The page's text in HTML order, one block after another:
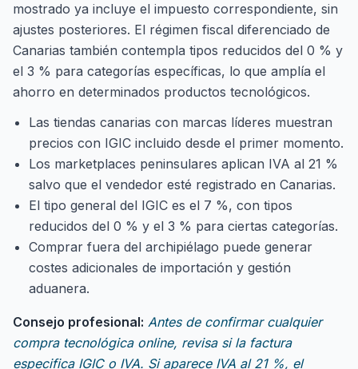
mostrado ya incluye el impuesto correspondiente, sin
ajustes posteriores. El régimen fiscal diferenciado de
Canarias también contempla tipos reducidos del 0 % y
el 3 % para categorías específicas, lo que amplía el
ahorro en determinados productos tecnológicos.
Las tiendas canarias con marcas líderes muestran
precios con IGIC incluido desde el primer momento.
Los marketplaces peninsulares aplican IVA al 21 %
salvo que el vendedor esté registrado en Canarias.
El tipo general del IGIC es el 7 %, con tipos
reducidos del 0 % y el 3 % para ciertas categorías.
Comprar fuera del archipiélago puede generar
costes adicionales de importación y gestión
aduanera.
Consejo profesional: Antes de confirmar cualquier
compra tecnológica online, revisa si la factura
especifica IGIC o IVA. Si aparece IVA al 21 %, el